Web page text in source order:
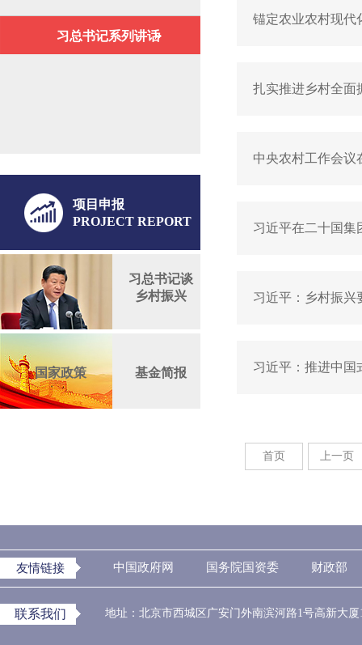
习总书记系列讲话
项目申报
PROJECT REPORT
习总书记谈
乡村振兴
国家政策 基金简报
锚定农业农村现代
扎实推进乡村全面
中央农村工作会议
习近平在二十国集
习近平：乡村振兴
习近平：推进中国
首页 上一页
友情链接 中国政府网 国务院国资委 财政部
联系我们 地址：北京市西城区广安门外南滨河路1号高新大厦